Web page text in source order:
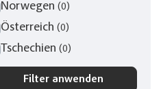
Norwegen (0)
Österreich (0)
Tschechien (0)
Filter anwenden